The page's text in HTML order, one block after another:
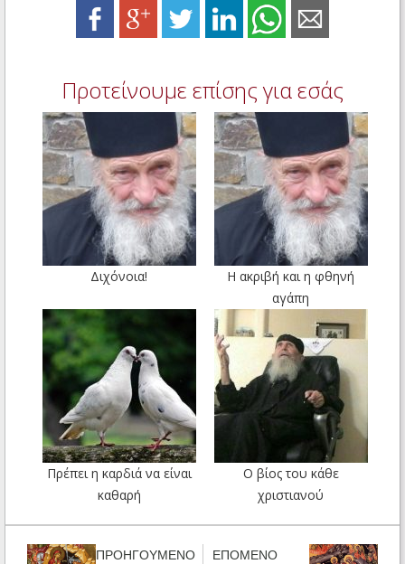
Προτείνουμε επίσης για εσάς
Διχόνοια!
Η ακριβή και η φθηνή
αγάπη
Πρέπει η καρδιά να είναι
καθαρή
Ο βίος του κάθε
χριστιανού
ΠΡΟΗΓΟΥΜΕΝΟ ΕΠΟΜΕΝΟ